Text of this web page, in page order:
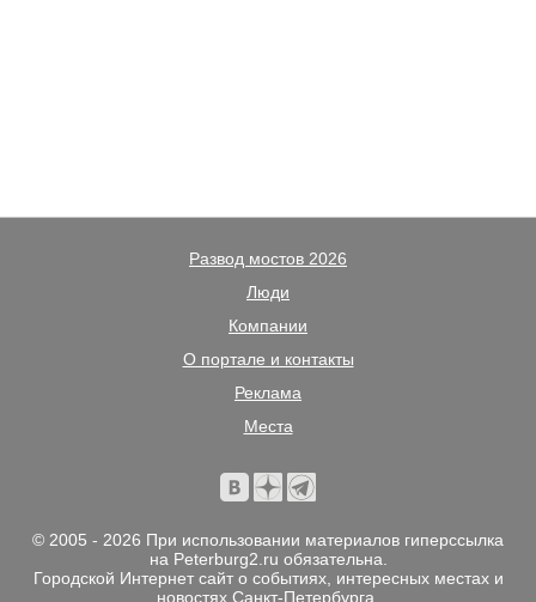
Развод мостов 2026
Люди
Компании
О портале и контакты
Реклама
Места
© 2005 - 2026 При использовании материалов гиперссылка
на Peterburg2.ru обязательна.
Городской Интернет сайт о событиях, интересных местах и
новостях Санкт-Петербурга.